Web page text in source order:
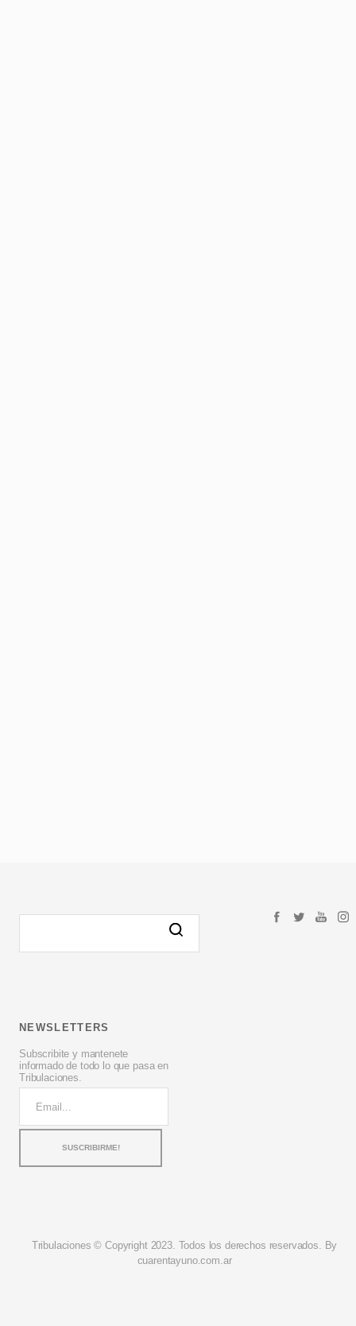
NEWSLETTERS
Subscribite y mantenete
informado de todo lo que pasa en
Tribulaciones.
Tribulaciones © Copyright 2023. Todos los derechos reservados. By
cuarentayuno.com.ar